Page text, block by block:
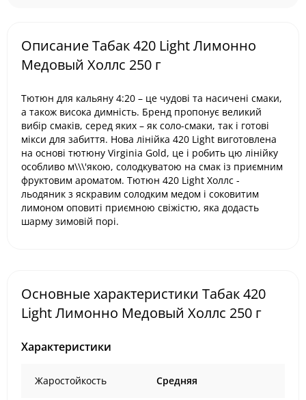
Описание Табак 420 Light Лимонно
Медовый Холлс 250 г
Тютюн для кальяну 4:20 – це чудові та насичені смаки,
а також висока димність. Бренд пропонує великий
вибір смаків, серед яких – як соло-смаки, так і готові
мікси для забиття. Нова лінійка 420 Light виготовлена
на основі тютюну Virginia Gold, це і робить цю лінійку
особливо м\\\'якою, солодкуватою на смак із приємним
фруктовим ароматом. Тютюн 420 Light Холлс -
льодяник з яскравим солодким медом і соковитим
лимоном оповиті приємною свіжістю, яка додасть
шарму зимовій порі.
Основные характеристики Табак 420
Light Лимонно Медовый Холлс 250 г
Характеристики
Жаростойкость Средняя